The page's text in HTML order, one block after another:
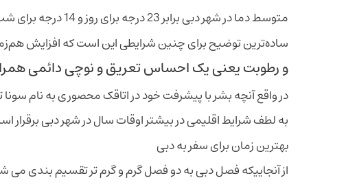
متوسط دما در شهر دبی برابر 23 درجه برای روز و 14 درجه برای شب است.
ساده‌ترین توضیح برای چنین شرایطی این است که افزایش
و رطوبت یعنی یک احساس تعریق و نوچی دائمی
در واقع آنچه بشر با پیشرفت خود در اتاقک محصوری به نام
به لطف شرایط اقلیمی در بیشتر اوقات سال در شهر دبی برقرار
بهترین زمان برای سفر به دبی
از آنجاییکه فصل دبی به دو فصل گرم و گرم ‌تر تقسیم بندی